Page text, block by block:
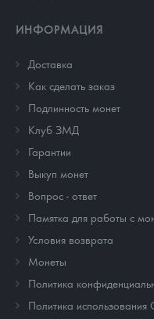
ИНФОРМАЦИЯ
Доставка
Как сделать заказ
Подлинность монет
Клуб ЗМД
Гарантии
Выкуп монет
Вопрос - ответ
Памятка для работы с
Условия возврата
Монеты
Политика
Политика использования